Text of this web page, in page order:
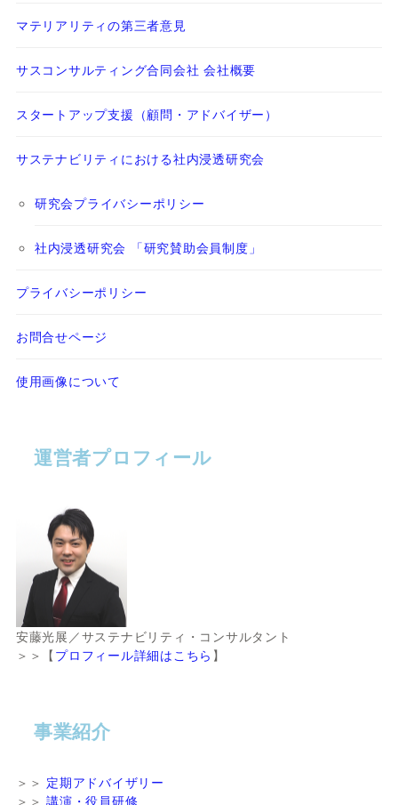
マテリアリティの第三者意見
サスコンサルティング合同会社 会社概要
スタートアップ支援（顧問・アドバイザー）
サステナビリティにおける社内浸透研究会
研究会プライバシーポリシー
社内浸透研究会 「研究賛助会員制度」
プライバシーポリシー
お問合せページ
使用画像について
運営者プロフィール
安藤光展／サステナビリティ・コンサルタント
＞＞【 プロフィール詳細はこちら 】
事業紹介
＞＞ 定期アドバイザリー
＞＞講演・役員研修